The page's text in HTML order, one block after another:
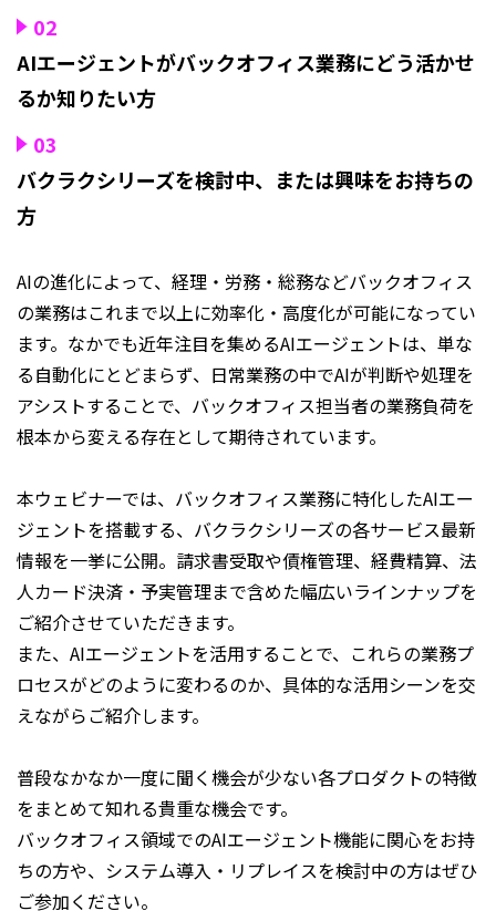
02
AIエージェントがバックオフィス業務にどう活かせ
るか知りたい方
03
バクラクシリーズを検討中、または興味をお持ちの
方
AIの進化によって、経理・労務・総務などバックオフィス
の業務はこれまで以上に効率化・高度化が可能になってい
ます。なかでも近年注目を集めるAIエージェントは、単な
る自動化にとどまらず、日常業務の中でAIが判断や処理を
アシストすることで、バックオフィス担当者の業務負荷を
根本から変える存在として期待されています。
本ウェビナーでは、バックオフィス業務に特化したAIエー
ジェントを搭載する、バクラクシリーズの各サービス最新
情報を一挙に公開。請求書受取や債権管理、経費精算、法
人カード決済・予実管理まで含めた幅広いラインナップを
ご紹介させていただきます。
また、AIエージェントを活用することで、これらの業務プ
ロセスがどのように変わるのか、具体的な活用シーンを交
えながらご紹介します。
普段なかなか一度に聞く機会が少ない各プロダクトの特徴
をまとめて知れる貴重な機会です。
バックオフィス領域でのAIエージェント機能に関心をお持
ちの方や、システム導入・リプレイスを検討中の方はぜひ
ご参加ください。